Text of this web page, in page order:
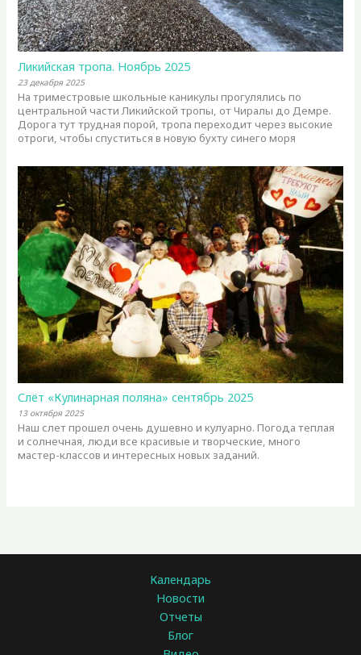
Ликийская тропа. Ноябрь 2025
23 декабря 2025
На триместровые школьные каникулы прогулялись по
центральной части Ликийской тропы, от Чиралы до Демре.
Дорога тут трудная порой, тропа переходит через высокие
отроги, чтобы спуститься в новую бухту синего моря
Слёт «Кулинарная поляна» сентябрь 2025
13 октября 2025
Наш слет прошел очень душевно и кулуарно. Погода теплая
и солнечная, люди все красивые и творческие, много
мастер-классов и интересных новых заданий.
Календарь
Новости
Отчеты
Блог